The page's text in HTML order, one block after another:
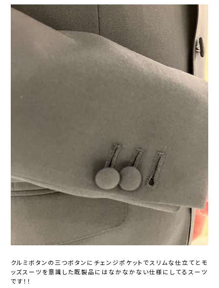
クルミボタンの三つボタンにチェンジポケットでスリムな仕立てとモ
ッズスーツを意識した既製品にはなかなかない仕様にしてるスーツ
です！！